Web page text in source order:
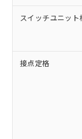
スイッチユニット
接点定格※1 対
対
非含
対応